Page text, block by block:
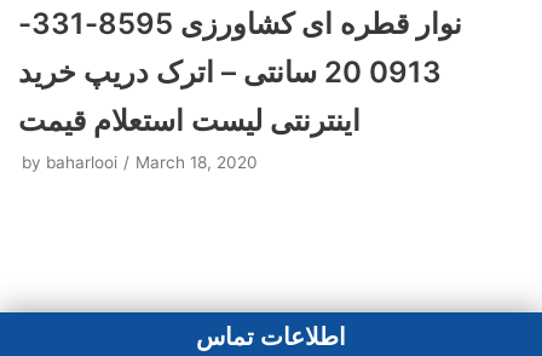
نوار قطره ای کشاورزی 8595-331-
0913 20 سانتی – اترک دریپ خرید
اینترنتی لیست استعلام قیمت
by baharlooi March 18, 2020
اطلاعات تماس